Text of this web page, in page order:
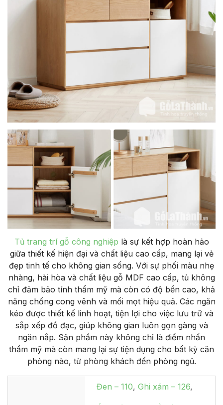
Tủ trang trí gỗ công nghiệp là sự kết hợp hoàn hảo
giữa thiết kế hiện đại và chất liệu cao cấp, mang lại vẻ
đẹp tinh tế cho không gian sống. Với sự phối màu nhẹ
nhàng, hài hòa và chất liệu gỗ MDF cao cấp, tủ không
chỉ đảm bảo tính thẩm mỹ mà còn có độ bền cao, khả
năng chống cong vênh và mối mọt hiệu quả. Các ngăn
kéo được thiết kế linh hoạt, tiện lợi cho việc lưu trữ và
sắp xếp đồ đạc, giúp không gian luôn gọn gàng và
ngăn nắp. Sản phẩm này không chỉ là điểm nhấn
thẩm mỹ mà còn mang lại sự tiện dụng cho bất kỳ căn
phòng nào, từ phòng khách đến phòng ngủ.
Đen – 110, Ghi xám – 126,